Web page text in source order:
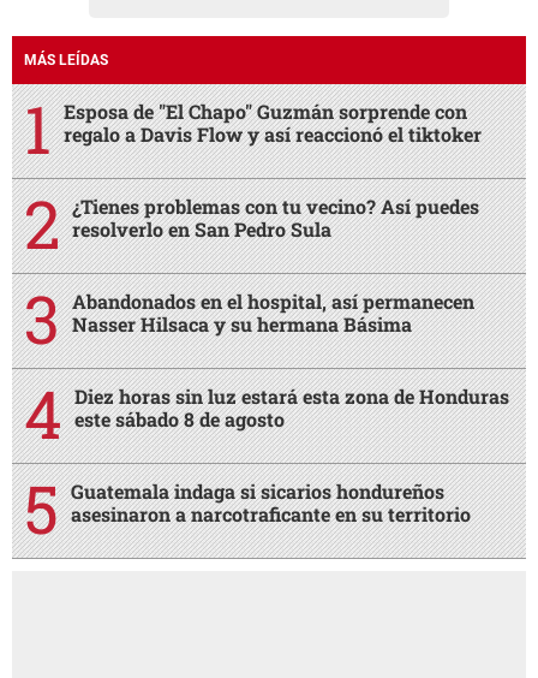
MÁS LEÍDAS
Esposa de "El Chapo" Guzmán sorprende con
regalo a Davis Flow y así reaccionó el tiktoker
¿Tienes problemas con tu vecino? Así puedes
resolverlo en San Pedro Sula
Abandonados en el hospital, así permanecen
Nasser Hilsaca y su hermana Básima
Diez horas sin luz estará esta zona de Honduras
este sábado 8 de agosto
Guatemala indaga si sicarios hondureños
asesinaron a narcotraficante en su territorio